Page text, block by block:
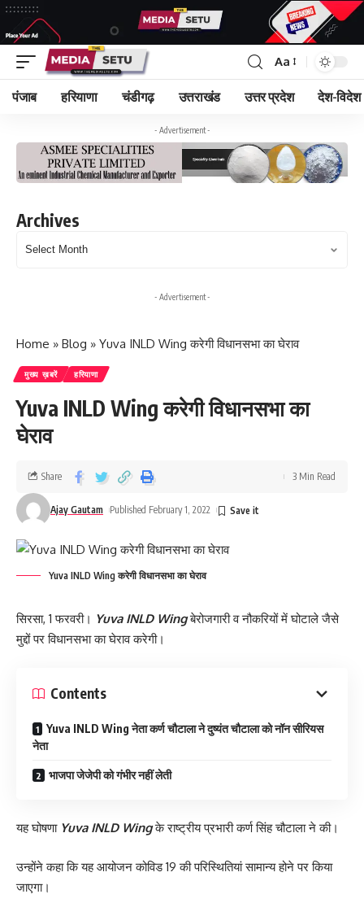
Aa
पंजाब हरियाणा चंडीगढ़ उत्तराखंड उत्तर प्रदेश देश-विदेश
- Advertisement -
Archives
- Advertisement -
Home » Blog » Yuva INLD Wing करेगी विधानसभा का घेराव
मुख्य ख़बरें हरियाणा
Yuva INLD Wing करेगी विधानसभा का
घेराव
Ajay Gautam Published February 1, 2022
Share 3 Min Read
Yuva INLD Wing करेगी विधानसभा का घेराव
सिरसा, 1 फरवरी। Yuva INLD Wingबेरोजगारी व नौकरियों में घोटाले जैसे
मुद्दों पर विधानसभा का घेराव करेगी।
Contents
Yuva INLD Wing नेता कर्ण चौटाला ने दुष्यंत चौटाला को नॉन सीरियस
नेता
भाजपा जेजेपी को गंभीर नहीं लेती
यह घोषणा Yuva INLD Wingके राष्ट्रीय प्रभारी कर्ण सिंह चौटाला ने की।
उन्होंने कहा कि यह आयोजन कोविड 19 की परिस्थितियां सामान्य होने पर किया
जाएगा।